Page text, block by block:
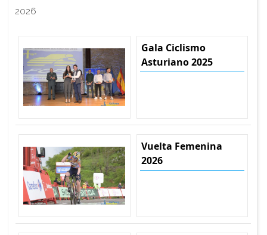
2026
Gala Ciclismo
Asturiano 2025
Vuelta Femenina
2026